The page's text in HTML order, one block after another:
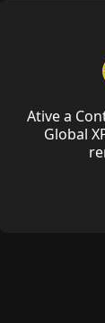
Ative a
Global